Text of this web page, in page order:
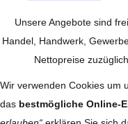
Unsere Angebote sind
Handel, Handwerk,
Nettopreise
Wir verwenden Cookies um
das bestmögliche Online-